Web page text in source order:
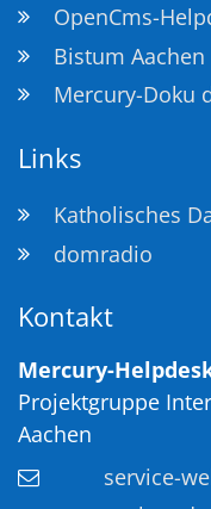
OpenCms-
Bistum Aachen
Mercury-Doku
Links
Katholisches
domradio
Kontakt
Mercury-
Projektgruppe
Aachen
service-